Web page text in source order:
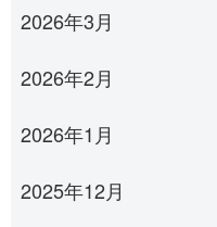
2026年3月
2026年2月
2026年1月
2025年12月